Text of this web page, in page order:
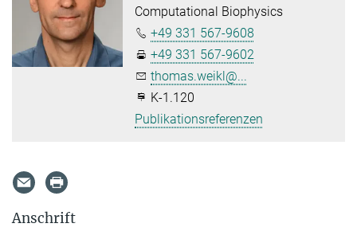
Computational Biophysics
+49 331 567-9608
+49 331 567-9602
thomas.weikl@...
K-1.120
Publikationsreferenzen
Anschrift